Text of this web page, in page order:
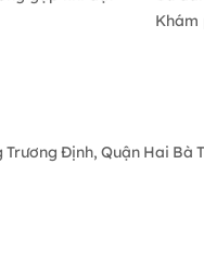
Khám
Định, Quận Hai Bà